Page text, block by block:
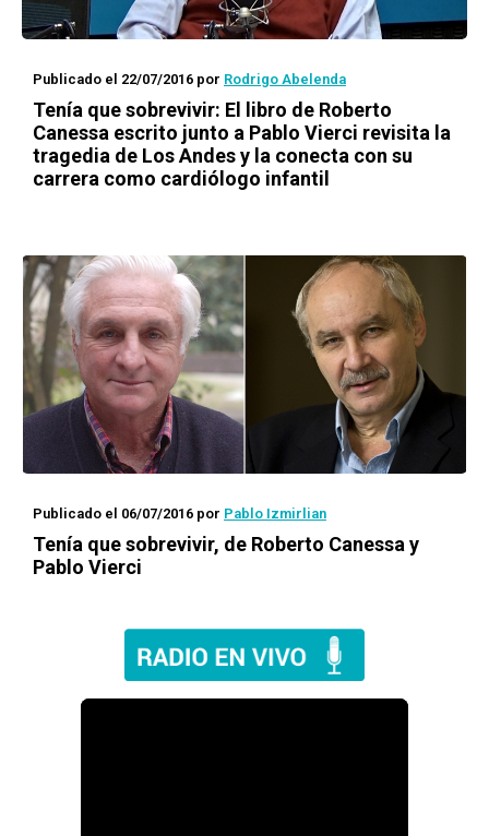
Publicado el 22/07/2016 por Rodrigo Abelenda
Tenía que sobrevivir: El libro de Roberto
Canessa escrito junto a Pablo Vierci revisita la
tragedia de Los Andes y la conecta con su
carrera como cardiólogo infantil
Publicado el 06/07/2016 por Pablo Izmirlian
Tenía que sobrevivir, de Roberto Canessa y
Pablo Vierci